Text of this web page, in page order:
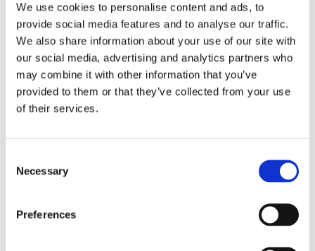
We use cookies to personalise content and ads, to
provide social media features and to analyse our traffic.
We also share information about your use of our site with
our social media, advertising and analytics partners who
may combine it with other information that you’ve
provided to them or that they’ve collected from your use
of their services.
Selection
Necessary
Preferences